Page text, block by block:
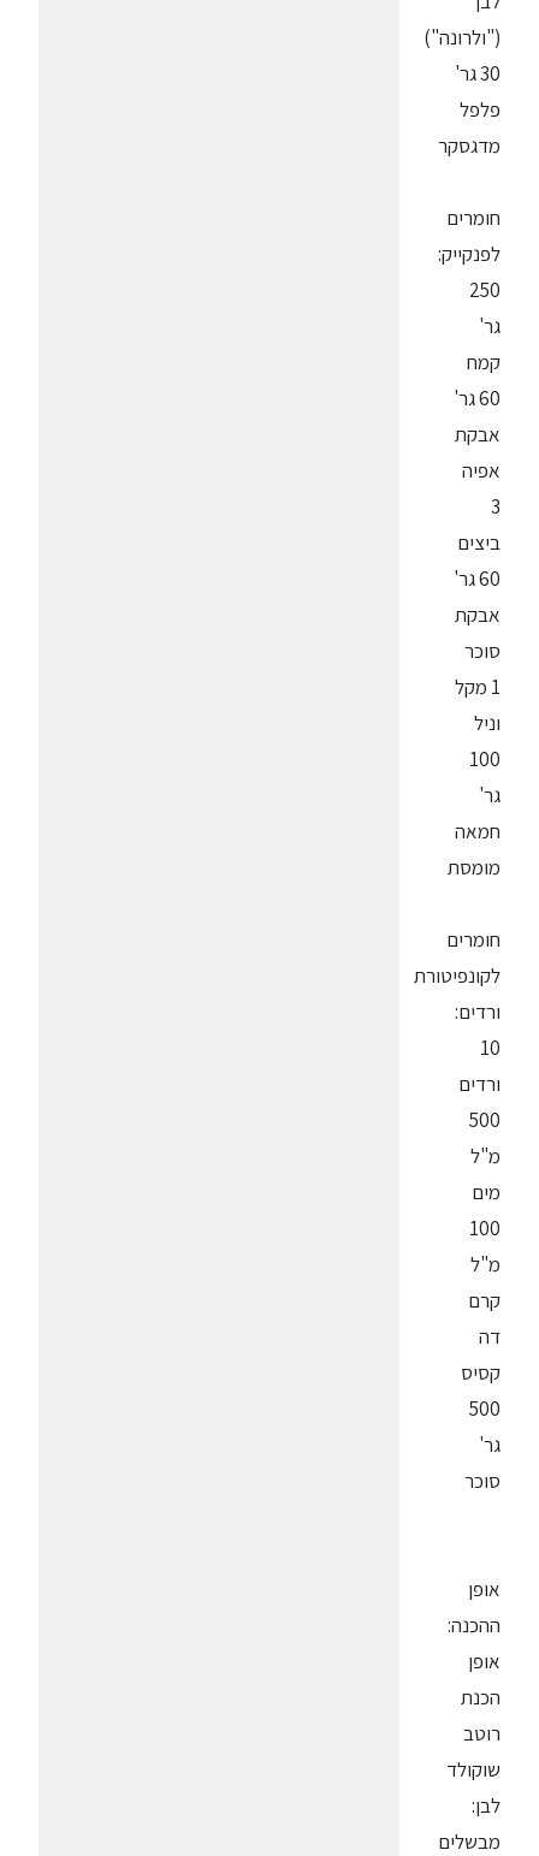
("ולרונה")
30 גר'
פלפל
מדגסקר
חומרים
לפנקייק:
250
גר'
קמח
60 גר'
אבקת
אפיה
3
ביצים
60 גר'
אבקת
סוכר
1 מקל
וניל
100
גר'
חמאה
מומסת
חומרים
לקונפיטורת
ורדים:
10
ורדים
500
מ"ל
מים
100
מ"ל
קרם
דה
קסיס
500
גר'
סוכר
אופן
ההכנה:
אופן
הכנת
רוטב
שוקולד
לבן:
מבשלים